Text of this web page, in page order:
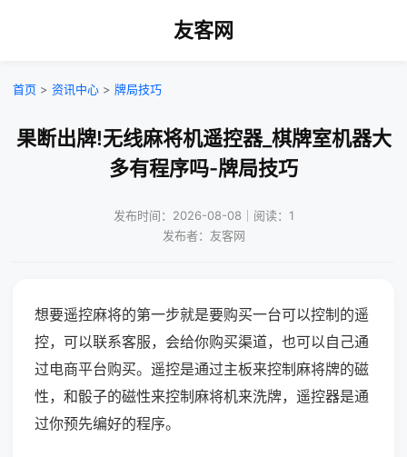
友客网
首页 > 资讯中心 > 牌局技巧
果断出牌!无线麻将机遥控器_棋牌室机器大
多有程序吗-牌局技巧
发布时间：2026-08-08｜阅读：1
发布者：友客网
想要遥控麻将的第一步就是要购买一台可以控制的遥
控，可以联系客服，会给你购买渠道，也可以自己通
过电商平台购买。遥控是通过主板来控制麻将牌的磁
性，和骰子的磁性来控制麻将机来洗牌，遥控器是通
过你预先编好的程序。